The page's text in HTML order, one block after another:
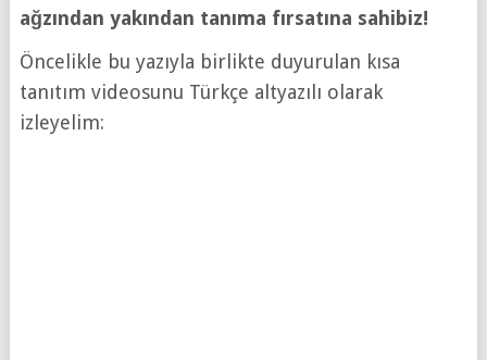
ağzından yakından tanıma fırsatına sahibiz!
Öncelikle bu yazıyla birlikte duyurulan kısa
tanıtım videosunu Türkçe altyazılı olarak
izleyelim: